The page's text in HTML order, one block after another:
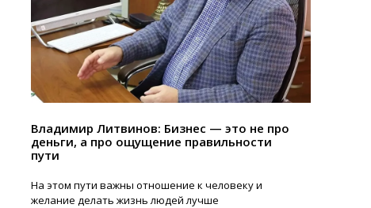
Владимир Литвинов: Бизнес — это не про
деньги, а про ощущение правильности
пути
На этом пути важны отношение к человеку и
желание делать жизнь людей лучше